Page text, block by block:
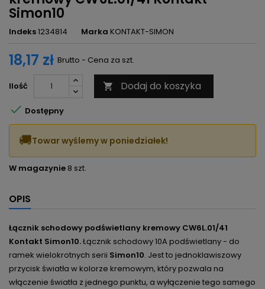
Simon10
Indeks1234814 Marka KONTAKT-SIMON
18,17 zł Brutto - Cena za szt.
Ilość  Dodaj do koszyka
 Dostępny
🚚Towar wyślemy w poniedziałek!
W magazynie 8 szt.
OPIS
Łącznik schodowy podświetlany kremowy CW6L.01/41
Kontakt Simon10.Łącznik schodowy 10A podświetlany - do
ramek wielokrotnych serii Simon10. Jest to jednoklawiszowy
przycisk światła w kolorze kremowym, który pozwala na
włączenie światła z jednego punktu, a wyłączenie tego samego